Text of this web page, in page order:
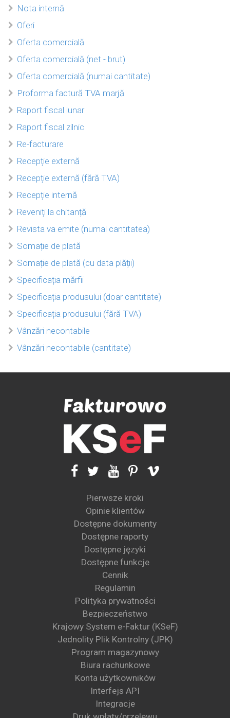
Nota internă
Oferi
Oferta comercială
Oferta comercială (net - brut)
Oferta comercială (numai cantitate)
Proforma factură TVA marjă
Raport fiscal lunar
Raport fiscal zilnic
Re-facturare
Recepție externă
Recepție externă (fără TVA)
Recepție internă
Reveniți la chitanță
Revista va emite (numai cantitatea)
Somație de plată
Somație de plată (cu data plății)
Specificația mărfii
Specificația produsului (doar cantitate)
Specificația produsului (fără TVA)
Vânzări necontabile
Vânzări necontabile (cantitate)
Pierwsze kroki
Opinie klientów
Dostępne dokumenty
Dostępne raporty
Dostępne języki
Dostępne funkcje
Cennik
Regulamin
Polityka prywatności
Bezpieczeństwo
Krajowy System e-Faktur (KSeF)
Jednolity Plik Kontrolny (JPK)
Program magazynowy
Biura rachunkowe
Konta użytkowników
Interfejs API
Integracje